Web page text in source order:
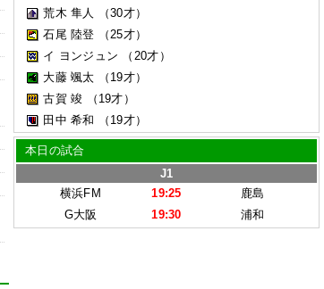
荒木 隼人
（30才）
石尾 陸登
（25才）
イ ヨンジュン
（20才）
大藤 颯太
（19才）
古賀 竣
（19才）
田中 希和
（19才）
本日の試合
J1
横浜FM
19:25
鹿島
G大阪
19:30 浦和